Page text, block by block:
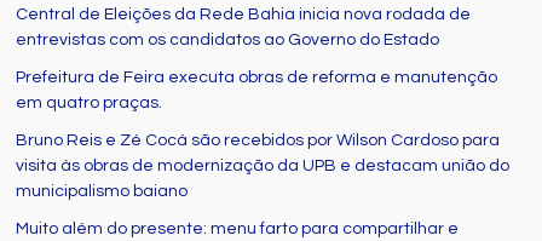
Central de Eleições da Rede Bahia inicia nova rodada de
entrevistas com os candidatos ao Governo do Estado
Prefeitura de Feira executa obras de reforma e manutenção
em quatro praças.
Bruno Reis e Zé Cocá são recebidos por Wilson Cardoso para
visita às obras de modernização da UPB e destacam união do
municipalismo baiano
Muito além do presente: menu farto para compartilhar e